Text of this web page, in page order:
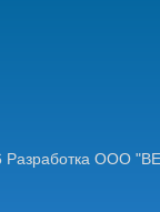
Разработка ООО